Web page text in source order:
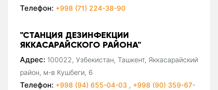
Телефон: +998 (71) 224-38-90
"СТАНЦИЯ ДЕЗИНФЕКЦИИ
ЯККАСАРАЙСКОГО РАЙОНА"
Адрес: 100022, Узбекистан, Ташкент, Яккасарайский
район, м-в Кушбеги, 6
Телефон: +998 (94) 655-04-03 , +998 (90) 359-67-